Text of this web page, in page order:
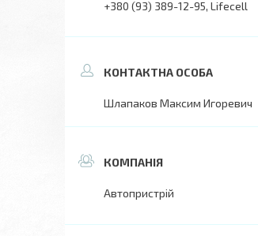
+380 (93) 389-12-95 Lifecell
Шлапаков Максим Игоревич
Автопристрій